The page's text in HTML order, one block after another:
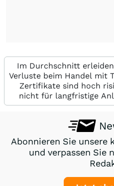
Im Durchschnitt
Verluste beim Handel mit
Zertifikate sind hoch
nicht für langfristige
Abonnieren Sie unsere
und verpassen Sie